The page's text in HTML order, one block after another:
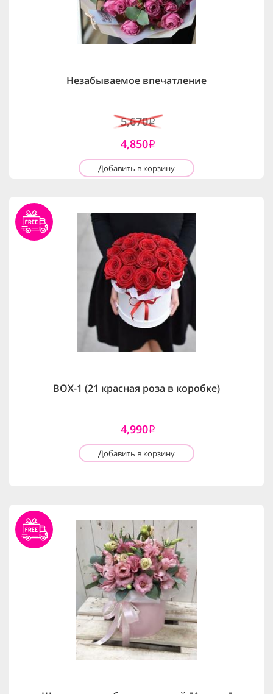
Незабываемое впечатление
5,670i
4,850i
Добавить в корзину
BOX-1 (21 красная роза в коробке)
4,990i
Добавить в корзину